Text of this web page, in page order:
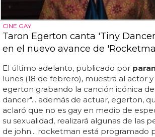
CINE GAY
Taron Egerton canta 'Tiny
en el nuevo avance de
El último adelanto, publicado por
lunes (18 de febrero), muestra al actor
egerton grabando la canción icónica
dancer"... además de actuar, egerton,
aclaró que no es gay en medio de
su sexualidad, realizará algunas de las
de john... rocketman está programado